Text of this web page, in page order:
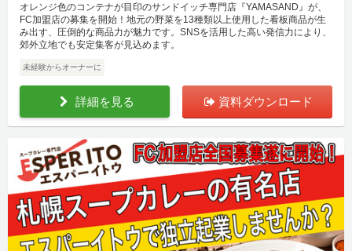
オレンジ色のコンテナが目印のサンドイッチ専門店『YAMASAND』が、
FC加盟店の募集を開始！地元の野菜を13種類以上使用した看板商品が生
み出す、圧倒的な商品力が魅力です。SNSを活用した高い発信力により、
郊外立地でも安定集客が見込めます。
未経験からオーナーに
詳細を見る 資料ダウンロード